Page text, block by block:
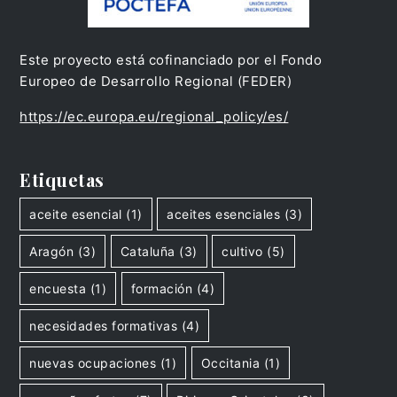
Este proyecto está cofinanciado por el Fondo
Europeo de Desarrollo Regional (FEDER)
https://ec.europa.eu/regional_policy/es/
Etiquetas
aceite esencial (1) aceites esenciales (3)
Aragón (3) Cataluña (3) cultivo (5)
encuesta (1) formación (4)
necesidades formativas (4)
nuevas ocupaciones (1) Occitania (1)